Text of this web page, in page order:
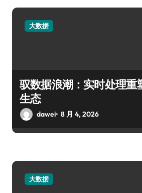
大数据
驭数据浪潮：实时处理重
生态
dawei 8 月 4, 2026
大数据